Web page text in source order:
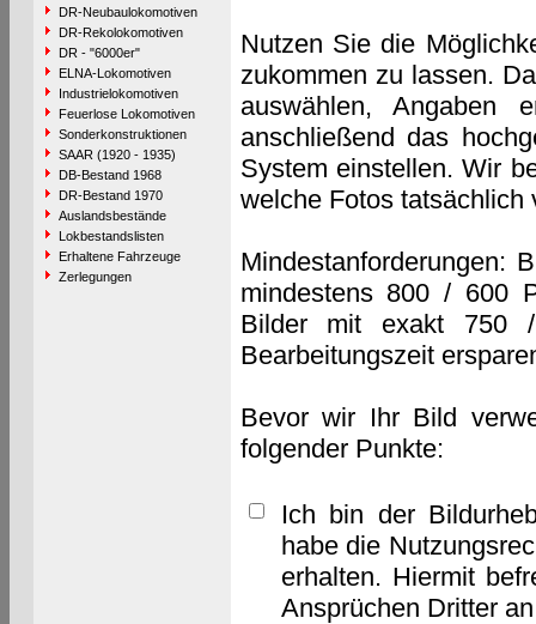
DR-Neubaulokomotiven
DR-Rekolokomotiven
DR - "6000er"
ELNA-Lokomotiven
Industrielokomotiven
Feuerlose Lokomotiven
Sonderkonstruktionen
SAAR (1920 - 1935)
DB-Bestand 1968
DR-Bestand 1970
Auslandsbestände
Lokbestandslisten
Erhaltene Fahrzeuge
Zerlegungen
Nutzen Sie die
zukommen zu lassen.
auswählen, Angaben
anschließend das
System einstellen. Wir
welche Fotos tatsächlich
Mindestanforderungen:
mindestens 800 / 600
Bilder mit exakt 750
Bearbeitungszeit
Bevor wir Ihr Bild
folgender Punkte:
Ich bin der
habe die
erhalten. Hiermit
Ansprüchen Dritter